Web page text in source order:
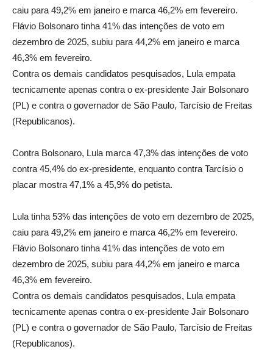
caiu para 49,2% em janeiro e marca 46,2% em fevereiro.
Flávio Bolsonaro tinha 41% das intenções de voto em
dezembro de 2025, subiu para 44,2% em janeiro e marca
46,3% em fevereiro.
Contra os demais candidatos pesquisados, Lula empata
tecnicamente apenas contra o ex-presidente Jair Bolsonaro
(PL) e contra o governador de São Paulo, Tarcísio de Freitas
(Republicanos).
Contra Bolsonaro, Lula marca 47,3% das intenções de voto
contra 45,4% do ex-presidente, enquanto contra Tarcísio o
placar mostra 47,1% a 45,9% do petista.
Lula tinha 53% das intenções de voto em dezembro de 2025,
caiu para 49,2% em janeiro e marca 46,2% em fevereiro.
Flávio Bolsonaro tinha 41% das intenções de voto em
dezembro de 2025, subiu para 44,2% em janeiro e marca
46,3% em fevereiro.
Contra os demais candidatos pesquisados, Lula empata
tecnicamente apenas contra o ex-presidente Jair Bolsonaro
(PL) e contra o governador de São Paulo, Tarcísio de Freitas
(Republicanos).